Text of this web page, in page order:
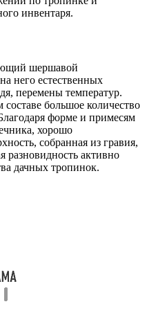
инвентаря.
шершавой
него естественных
перемены температур.
большое количество
форме и примесям
хорошо
собранная из гравия,
разновидность активно
дачных тропинок.